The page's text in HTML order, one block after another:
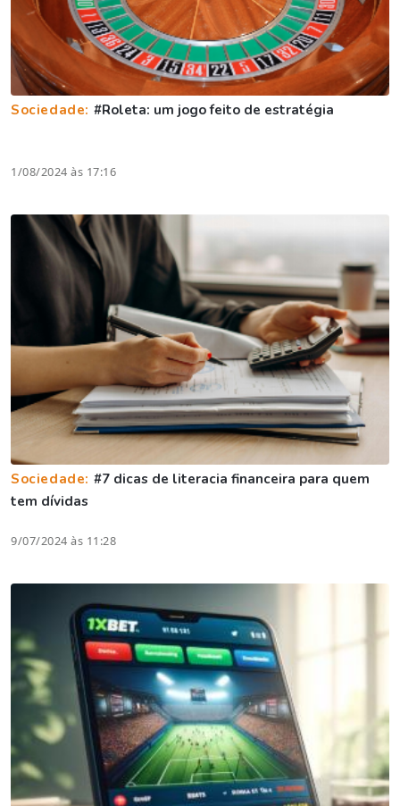
Sociedade: #Roleta: um jogo feito de estratégia
1/08/2024 às 17:16
Sociedade: #7 dicas de literacia financeira para quem
tem dívidas
9/07/2024 às 11:28